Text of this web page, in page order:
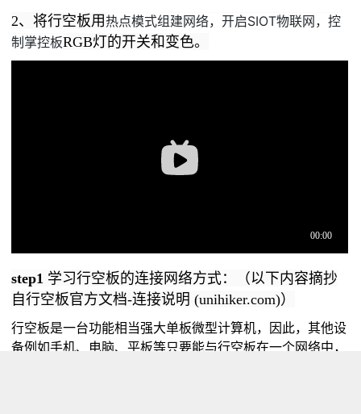
2、将行空板用热点模式组建网络，开启SIOT物联网，控
制掌控板RGB灯的开关和变色。
step1 学习行空板的连接网络方式：（以下内容摘抄
自行空板官方文档-连接说明 (unihiker.com)）
行空板是一台功能相当强大单板微型计算机，因此，其他设
备例如手机、电脑、平板等只要能与行空板在一个网络中，